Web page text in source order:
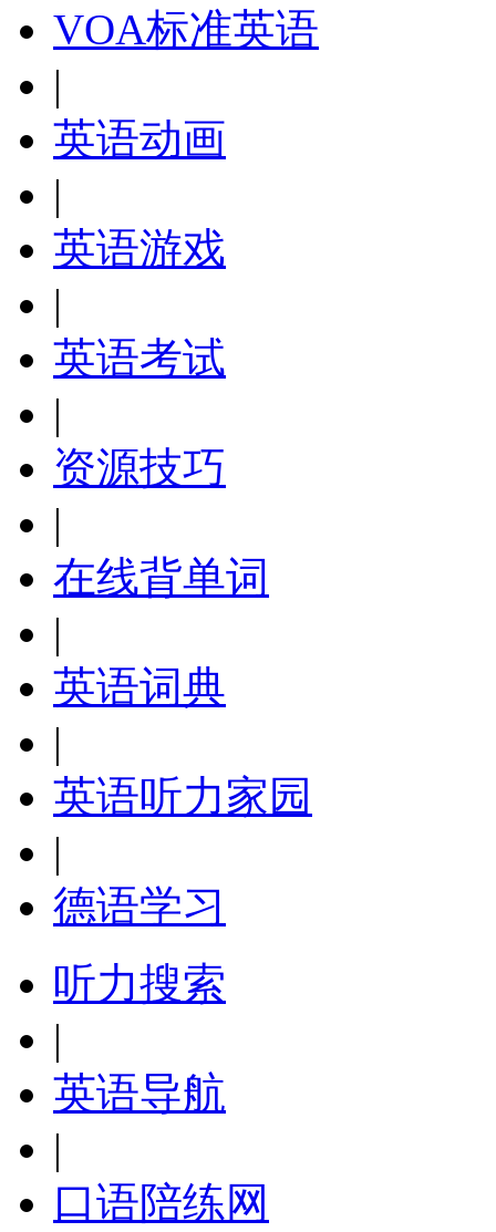
VOA标准英语
|
英语动画
|
英语游戏
|
英语考试
|
资源技巧
|
在线背单词
|
英语词典
|
英语听力家园
|
德语学习
听力搜索
|
英语导航
|
口语陪练网